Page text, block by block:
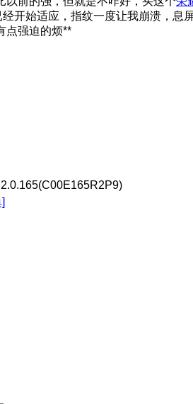
开始适应，指纹一度让我崩溃，息
点强迫的烦**